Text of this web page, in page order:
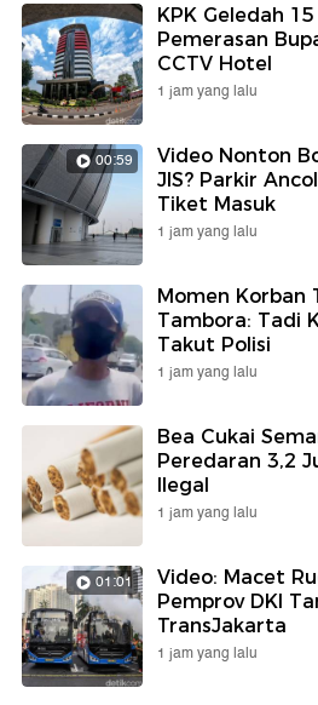
KPK Geledah
Pemerasan
CCTV Hotel
1 jam yang lalu
00:59
Video Nonton
JIS? Parkir
Tiket Masuk
1 jam yang lalu
Momen Korban
Tambora: Tadi
Takut Polisi
1 jam yang lalu
Bea Cukai
Peredaran 3,2
Ilegal
1 jam yang lalu
01:01
Video: Macet
Pemprov DKI
TransJakarta
1 jam yang lalu